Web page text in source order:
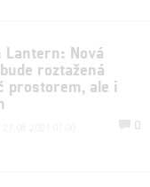
Lantern: Nová
roztažená
prostorem, ale i
0